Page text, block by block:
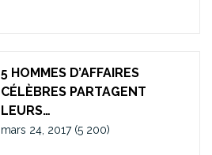
5 HOMMES D’AFFAIRES
CÉLÈBRES PARTAGENT
LEURS…
mars 24, 2017 (5 200)